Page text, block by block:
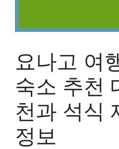
요나고 여
숙소 추천
천과 석식
정보